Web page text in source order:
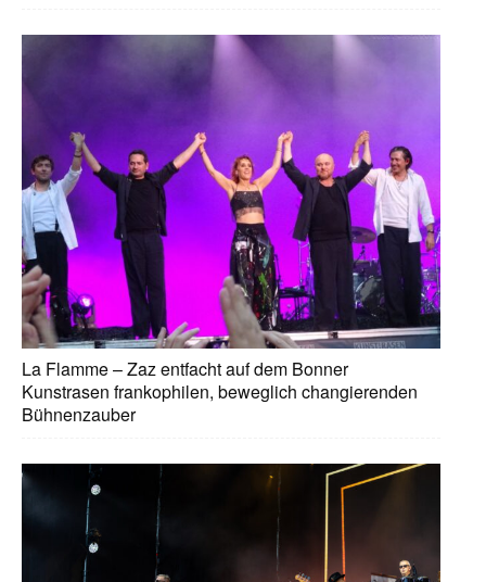
La Flamme – Zaz entfacht auf dem Bonner
Kunstrasen frankophilen, beweglich changierenden
Bühnenzauber